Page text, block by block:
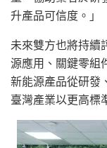
升產品可信度。」
未來雙方也將持續
源應用、關鍵零組
新能源產品從研發
臺灣產業以更高標